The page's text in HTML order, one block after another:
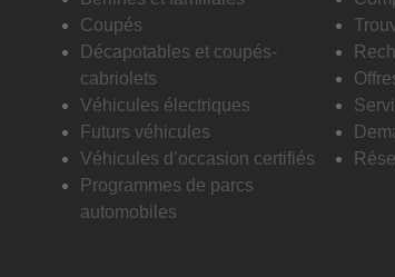
Coupés
Décapotables et coupés-
cabriolets
Véhicules électriques
Futurs véhicules
Véhicules d’occasion certifiés
Programmes de parcs
automobiles